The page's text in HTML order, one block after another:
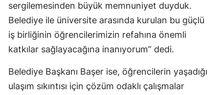
Sakarya
Samsun
Siirt
Sinop
Sivas
sergilemesinden büyük memnuniyet duyduk.
Belediye ile üniversite arasında kurulan bu güçlü
iş birliğinin öğrencilerimizin refahına önemli
katkılar sağlayacağına inanıyorum” dedi.
Belediye Başkanı Başer ise, öğrencilerin yaşadığı
ulaşım sıkıntısı için çözüm odaklı çalışmalar